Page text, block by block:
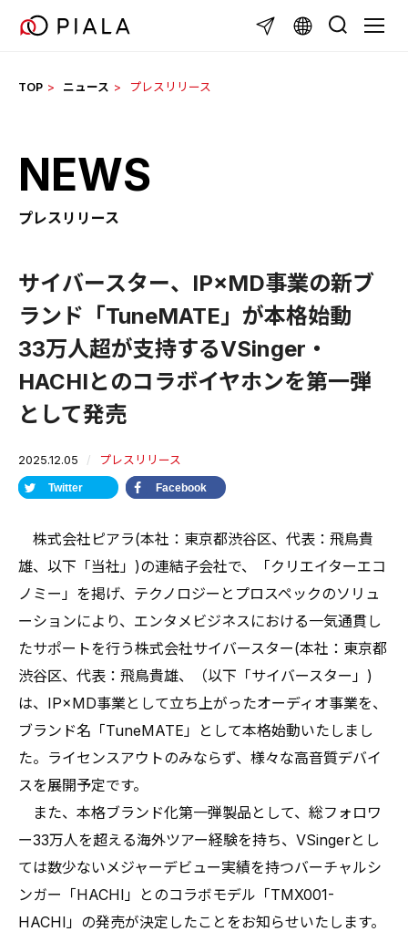
TOP ニュース プレスリリース
NEWS
プレスリリース
サイバースター、IP×MD事業の新ブ
ランド「TuneMATE」が本格始動
33万人超が支持するVSinger・
HACHIとのコラボイヤホンを第一弾
として発売
2025.12.05 プレスリリース
Twitter Facebook
株式会社ピアラ(本社：東京都渋谷区、代表：飛鳥貴
雄、以下「当社」)の連結子会社で、「クリエイターエコ
ノミー」を掲げ、テクノロジーとプロスペックのソリュ
ーションにより、エンタメビジネスにおける一気通貫し
たサポートを行う株式会社サイバースター(本社：東京都
渋谷区、代表：飛鳥貴雄、（以下「サイバースター」)
は、IP×MD事業として立ち上がったオーディオ事業を、
ブランド名「TuneMATE」として本格始動いたしまし
た。ライセンスアウトのみならず、様々な高音質デバイ
スを展開予定です。
また、本格ブランド化第一弾製品として、総フォロワ
ー33万人を超える海外ツアー経験を持ち、VSingerとし
ては数少ないメジャーデビュー実績を持つバーチャルシ
ンガー「HACHI」とのコラボモデル「TMX001-
HACHI」の発売が決定したことをお知らせいたします。